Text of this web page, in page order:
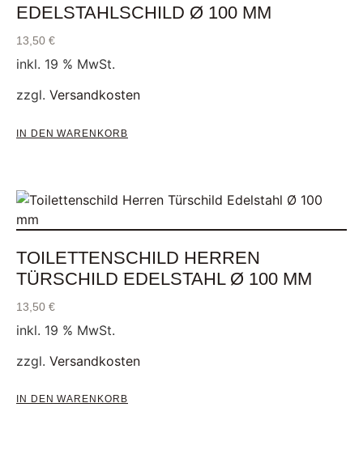
EDELSTAHLSCHILD Ø 100 MM
13,50 €
inkl. 19 % MwSt.
zzgl. Versandkosten
IN DEN WARENKORB
TOILETTENSCHILD HERREN
TÜRSCHILD EDELSTAHL Ø 100 MM
13,50 €
inkl. 19 % MwSt.
zzgl. Versandkosten
IN DEN WARENKORB